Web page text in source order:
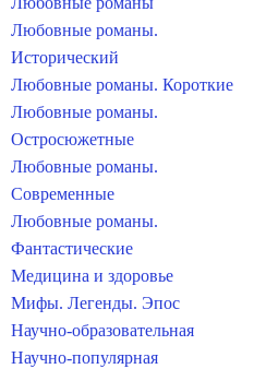
Любовные романы.
Исторический
Любовные романы. Короткие
Любовные романы.
Остросюжетные
Любовные романы.
Современные
Любовные романы.
Фантастические
Медицина и здоровье
Мифы. Легенды. Эпос
Научно-образовательная
Научно-популярная